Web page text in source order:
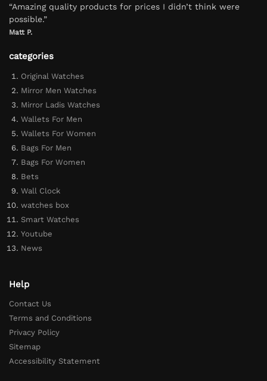
“Amazing quality products for prices I didn’t think were
possible.”
Matt P.
categories
Original Watches
Mirror Men Watches
Mirror Ladis Watches
Wallets For Men
Wallets For Women
Bags For Men
Bags For Women
Bets
Wall Clock
watches box
Smart Watches
Youtube
News
Help
Contact Us
Terms and Conditions
Privacy Policy
Sitemap
Accessibility Statement